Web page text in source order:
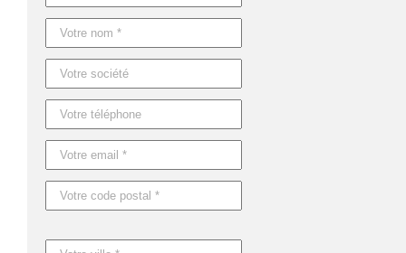
Caractéristiques du produit :
Référence : MO8334
Nom : PLAS
Dimensions : 23X10X14,5 CM